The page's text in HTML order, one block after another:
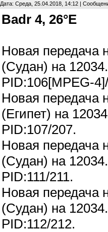
Дата: Среда, 25.04.2018, 14:12 |
Badr 4, 26°E
Новая передача
(Судан) на
PID:106[MPEG-
Новая передача
(Египет) на
PID:107/207.
Новая передача
(Судан) на
PID:111/211.
Новая передача
(Судан) на
PID:112/212.